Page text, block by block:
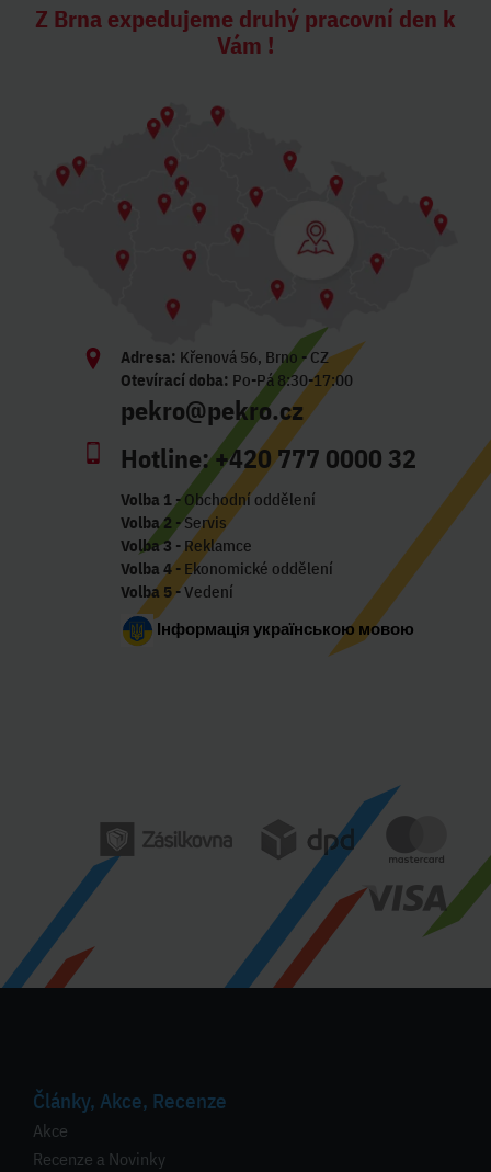
Z Brna expedujeme druhý pracovní den k
Vám !
Adresa: Křenová 56, Brno - CZ
Otevírací doba: Po-Pá 8:30-17:00
pekro@pekro.cz
Hotline:+420 777 0000 32
Volba 1- Obchodní oddělení
Volba 2 - Servis
Volba 3 - Reklamce
Volba 4- Ekonomické oddělení
Volba 5- Vedení
Інформація українською мовою
Články, Akce, Recenze
Akce
Recenze a Novinky